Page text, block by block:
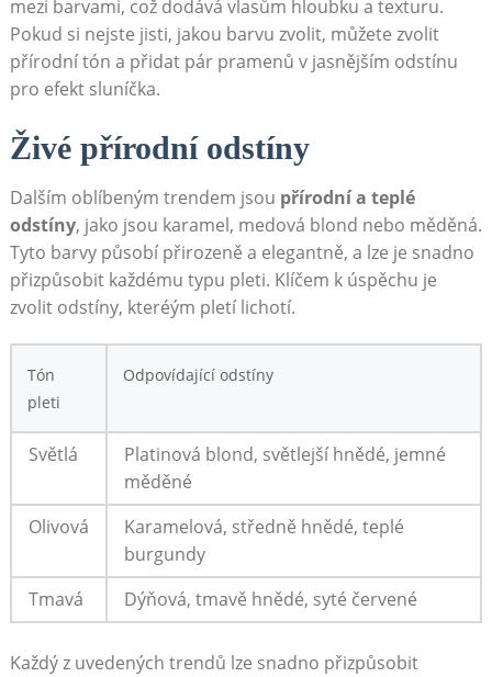
mezi​ barvami, což dodává vlasům hloubku a⁢ texturu.
Pokud si nejste jisti, jakou ​barvu⁢ zvolit, můžete zvolit
⁣přírodní tón​ a přidat pár pramenů v jasnějším odstínu
pro efekt ‍sluníčka.
Živé přírodní odstíny
Dalším oblíbeným trendem ‌jsou přírodní a teplé
odstíny, jako jsou karamel, medová blond nebo měděná.
Tyto barvy působí přirozeně a elegantně, a ‍lze je snadno
přizpůsobit každému typu pleti. ⁣Klíčem k ‌úspěchu je
zvolit odstíny, kteréým pletí lichotí.
Tón
pleti
Odpovídající odstíny
Světlá
Platinová blond, světlejší‌ hnědé, ⁣jemné
měděné
Olivová
Karamelová, středně hnědé, teplé
burgundy
Tmavá
Dýňová, tmavě hnědé, syté červené
Každý z ‍uvedených trendů ⁣lze snadno přizpůsobit